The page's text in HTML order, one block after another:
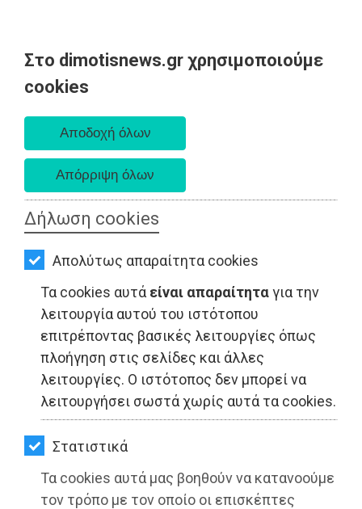
Στο dimotisnews.gr χρησιμοποιούμε
cookies
Δήλωση cookies
Απολύτως απαραίτητα cookies
Τα cookies αυτά είναι απαραίτηταγια την
λειτουργία αυτού του ιστότοπου
επιτρέποντας βασικές λειτουργίες όπως
πλοήγηση στις σελίδες και άλλες
λειτουργίες. Ο ιστότοπος δεν μπορεί να
λειτουργήσει σωστά χωρίς αυτά τα cookies.
Στατιστικά
Τα cookies αυτά μας βοηθούν να κατανοούμε
τον τρόπο με τον οποίο οι επισκέπτες
AΡΧΙΚΗ
ΕΙΔΗΣΕΙΣ
ΠΟΛΙΤΙΚΗ
ΤΟΠΙΚΗ
ΑΥΤΟΔΙΟΙΚΗΣΗ
ΟΙΚΟΝΟΜΙΑ
ΑΘΛΗΤΙΣΜΟΣ
ΠΟΛΙΤΙΣΜΟΣ
ΣΠΙΤΙ-
ΚΗΠΟΣ
ΥΓΕΙΑ
LIFESTYLE
ΤΑΞΙΔΙΑ
ΤΟΠΙΚΗ ΑΥΤΟΔΙΟΙΚΗΣΗ - Ραφήνα